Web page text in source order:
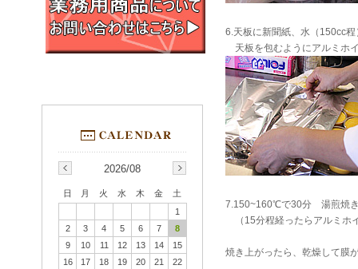
6.天板に新聞紙、水（150cc
天板を包むようにアルミホ
7.150~160℃で30分 湯煎焼
（15分程経ったらアルミホ
焼き上がったら、乾燥して膜
2026/08
日 月 火 水 木 金
土
1
2
3 4 5 6 7
8
9
10 11 12 13 14
15
16
17 18 19 20 21
22